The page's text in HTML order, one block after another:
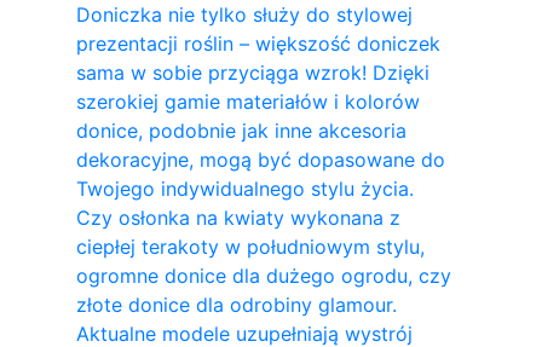
Doniczka nie tylko służy do stylowej
prezentacji roślin – większość doniczek
sama w sobie przyciąga wzrok! Dzięki
szerokiej gamie materiałów i kolorów
donice, podobnie jak inne akcesoria
dekoracyjne, mogą być dopasowane do
Twojego indywidualnego stylu życia.
Czy osłonka na kwiaty wykonana z
ciepłej terakoty w południowym stylu,
ogromne donice dla dużego ogrodu, czy
złote donice dla odrobiny glamour.
Aktualne modele uzupełniają wystrój